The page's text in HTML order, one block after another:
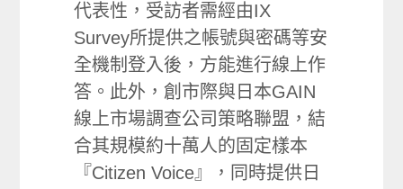
代表性，受訪者需經由IX
Survey所提供之帳號與密碼等安
全機制登入後，方能進行線上作
答。此外，創市際與日本GAIN
線上市場調查公司策略聯盟，結
合其規模約十萬人的固定樣本
『Citizen Voice』，同時提供日